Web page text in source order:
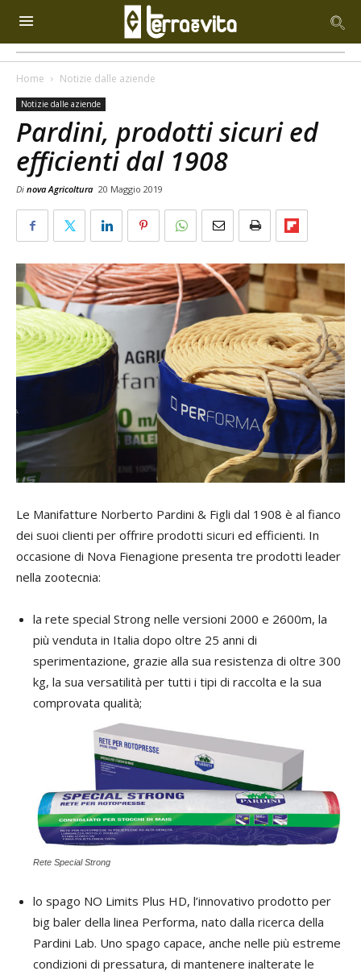
Home Notizie dalle aziende
Notizie dalle aziende
Pardini, prodotti sicuri ed
efficienti dal 1908
Di nova Agricoltura 20 Maggio 2019
Le Manifatture Norberto Pardini & Figli dal 1908 è al fianco
dei suoi clienti per offrire prodotti sicuri ed efficienti. In
occasione di Nova Fienagione presenta tre prodotti leader
nella zootecnia:
la rete special Strong nelle versioni 2000 e 2600m, la
più venduta in Italia dopo oltre 25 anni di
sperimentazione, grazie alla sua resistenza di oltre 300
kg, la sua versatilità per tutti i tipi di raccolta e la sua
comprovata qualità;
Rete Special Strong
lo spago NO Limits Plus HD, l’innovativo prodotto per
big baler della linea Performa, nato dalla ricerca della
Pardini Lab. Uno spago capace, anche nelle più estreme
condizioni di pressatura, di mantenere inalterate le